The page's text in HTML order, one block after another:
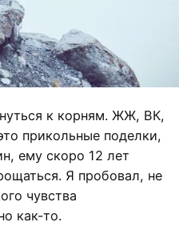
к корням. ЖЖ, ВК,
прикольные поделки,
ему скоро 12 лет
Я пробовал, не
чувства
как-то.